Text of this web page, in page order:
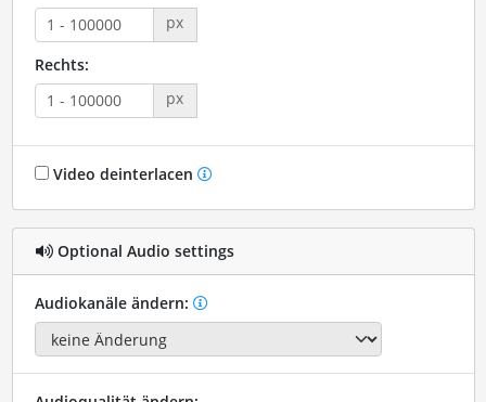
px
Rechts:
px
Video deinterlacen
Optional Audio settings
Audiokanäle ändern: